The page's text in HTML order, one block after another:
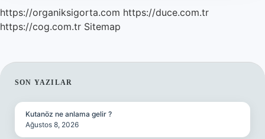
https://organiksigorta.com https://duce.com.tr
https://cog.com.tr Sitemap
SIDEBAR
SON YAZILAR
Kutanöz ne anlama gelir ?
Ağustos 8, 2026